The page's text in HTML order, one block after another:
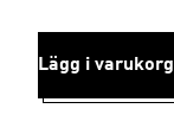
Lägg i varukorg